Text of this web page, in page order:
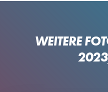
WEITERE